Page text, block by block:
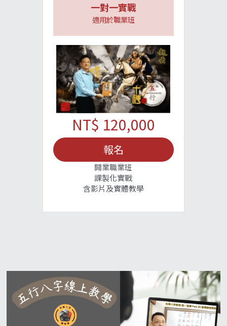
一對一實戰
適用於職業班
NT$ 120,000
報名
開業職業班
課製化實戰
含影片及實體教學